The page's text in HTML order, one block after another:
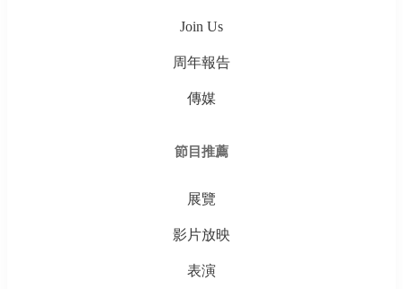
Join Us
周年報告
傳媒
節目推薦
展覽
影片放映
表演